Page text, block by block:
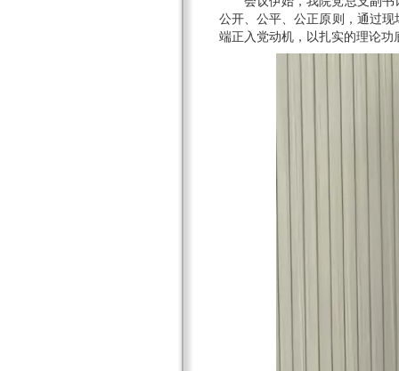
公开、公平、公正原则，通过
端正入党动机，以扎实的理论